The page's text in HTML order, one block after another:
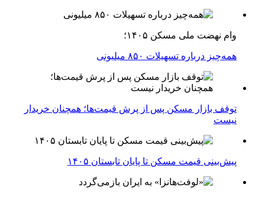
وام نهضت ملی مسکن ۱۴۰۵؛
همه‌چیز درباره تسهیلات ۸۵۰ میلیونی
توقف بازار مسکن پس از پرش قیمت‌ها؛ همچنان خریدار
نیست
پیش‌بینی قیمت مسکن تا پایان تابستان ۱۴۰۵